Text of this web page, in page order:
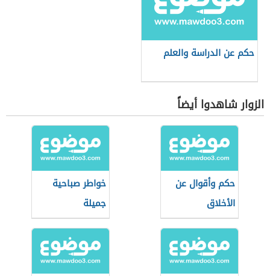
حكم عن الدراسة والعلم
الزوار شاهدوا أيضاً
حكم وأقوال عن
الأخلاق
خواطر صباحية
جميلة